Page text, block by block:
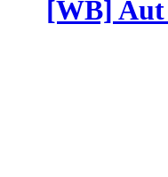
[WB] Aut